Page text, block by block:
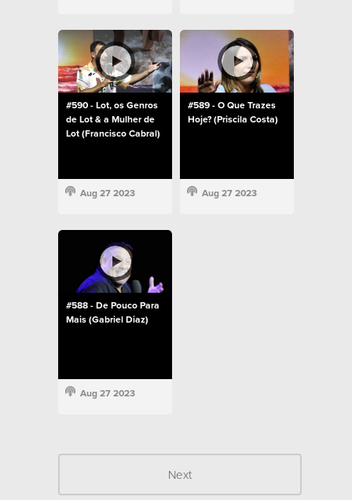
#590 - Lot, os Genros
de Lot & a Mulher de
Lot (Francisco Cabral)
Aug 27 2023
#589 - O Que Trazes
Hoje? (Priscila Costa)
Aug 27 2023
#588 - De Pouco Para
Mais (Gabriel Diaz)
Aug 27 2023
Next